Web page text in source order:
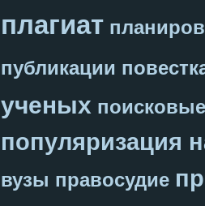
плагиат
публикации
ученых
популяризация
вузы правосудие